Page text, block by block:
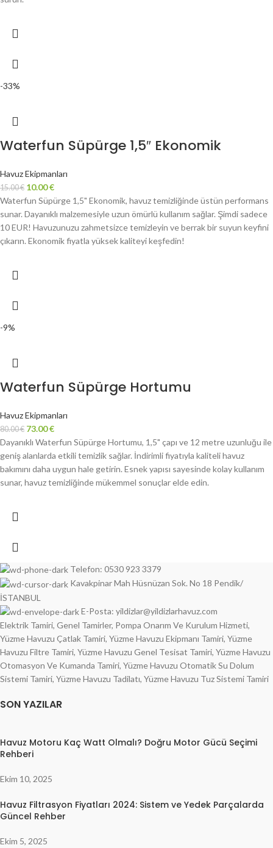
-33%
Waterfun Süpürge 1,5″ Ekonomik
Havuz Ekipmanları
15.00€ 10.00€
Waterfun Süpürge 1,5" Ekonomik, havuz temizliğinde üstün performans
sunar. Dayanıklı malzemesiyle uzun ömürlü kullanım sağlar. Şimdi sadece
10 EUR! Havuzunuzu zahmetsizce temizleyin ve berrak bir suyun keyfini
çıkarın. Ekonomik fiyatla yüksek kaliteyi keşfedin!
-9%
Waterfun Süpürge Hortumu
Havuz Ekipmanları
80.00€ 73.00€
Dayanıklı Waterfun Süpürge Hortumu, 1,5" çapı ve 12 metre uzunluğu ile
geniş alanlarda etkili temizlik sağlar. İndirimli fiyatıyla kaliteli havuz
bakımını daha uygun hale getirin. Esnek yapısı sayesinde kolay kullanım
sunar, havuz temizliğinde mükemmel sonuçlar elde edin.
Telefon: 0530 923 3379
Kavakpinar Mah Hüsnüzan Sok. No 18 Pendik/
İSTANBUL
E-Posta: yildizlar@yildizlarhavuz.com
Elektrik Tamiri, Genel Tamirler, Pompa Onarım Ve Kurulum Hizmeti,
Yüzme Havuzu Çatlak Tamiri, Yüzme Havuzu Ekipmanı Tamiri, Yüzme
Havuzu Filtre Tamiri, Yüzme Havuzu Genel Tesisat Tamiri, Yüzme Havuzu
Otomasyon Ve Kumanda Tamiri, Yüzme Havuzu Otomatik Su Dolum
Sistemi Tamiri, Yüzme Havuzu Tadilatı, Yüzme Havuzu Tuz Sistemi Tamiri
SON YAZILAR
Havuz Motoru Kaç Watt Olmalı? Doğru Motor Gücü Seçimi
Rehberi
Ekim 10, 2025
Havuz Filtrasyon Fiyatları 2024: Sistem ve Yedek Parçalarda
Güncel Rehber
Ekim 5, 2025